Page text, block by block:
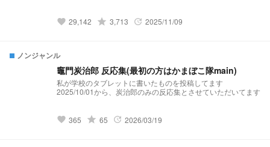
favorite 29,142 grade 3,713 update 2025/11/09
ノンジャンル
竈門炭治郎 反応集(最初の方はかまぼこ隊main)
私が学校のタブレットに書いたものを投稿してます
2025/10/01から、炭治郎のみの反応集とさせていただいてます
favorite 365 grade 65 update 2026/03/19